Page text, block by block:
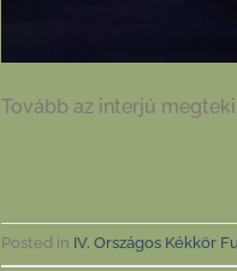
Tovább az interjú
Posted in IV. Országos Kékkör